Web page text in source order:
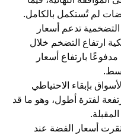
لم تُستكمل بالكامل.
تدعم أسعار
ارتفاع التضخم خلال
بارتفاع أسعار
بإبقاء الاحتياطي
لفترة أطول، وهو ما قد
أسعار الفضة عند